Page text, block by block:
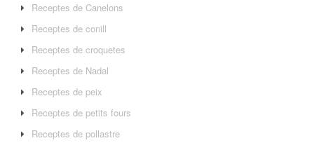
Receptes de Canelons
Receptes de conill
Receptes de croquetes
Receptes de Nadal
Receptes de peix
Receptes de petits fours
Receptes de pollastre